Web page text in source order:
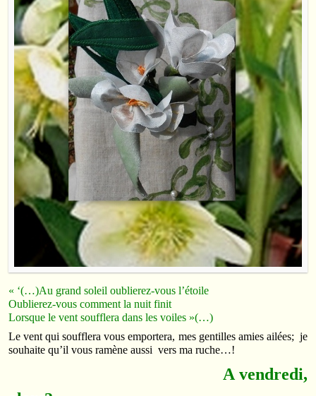
« ‘(…)Au grand soleil oublierez-vous l’étoile
Oublierez-vous comment la nuit finit
Lorsque le vent soufflera dans les voiles »(…)
Le vent qui soufflera vous emportera, mes gentilles amies ailées; je
souhaite qu’il vous ramène aussi vers ma ruche…!
A vendredi,